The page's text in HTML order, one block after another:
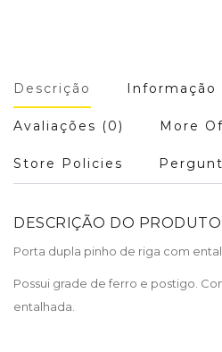
Descrição Informação
Avaliações (0) More
Store Policies
DESCRIÇÃO DO PRODUTO
Porta dupla pinho de riga com
Possui grade de ferro e postigo.
entalhada.